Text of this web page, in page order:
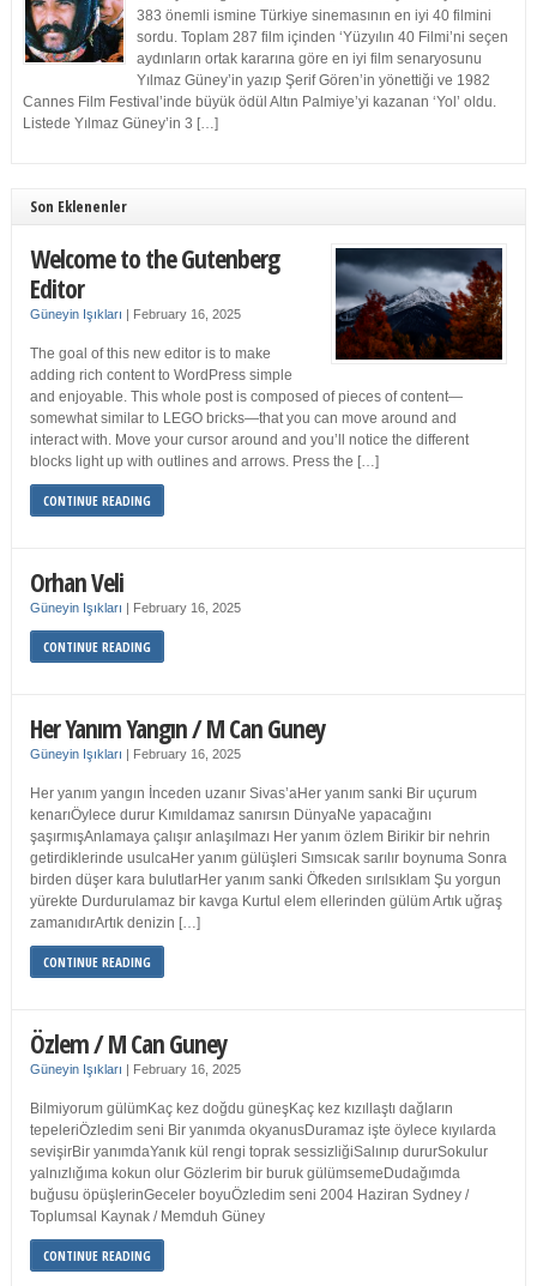
383 önemli ismine Türkiye sinemasının en iyi 40 filmini
sordu. Toplam 287 film içinden ‘Yüzyılın 40 Filmi’ni seçen
aydınların ortak kararına göre en iyi film senaryosunu
Yılmaz Güney’in yazıp Şerif Gören’in yönettiği ve 1982
Cannes Film Festival’inde büyük ödül Altın Palmiye’yi kazanan ‘Yol’ oldu.
Listede Yılmaz Güney’in 3 […]
Son Eklenenler
Welcome to the Gutenberg
Editor
Güneyin Işıkları | February 16, 2025
The goal of this new editor is to make
adding rich content to WordPress simple
and enjoyable. This whole post is composed of pieces of content—
somewhat similar to LEGO bricks—that you can move around and
interact with. Move your cursor around and you’ll notice the different
blocks light up with outlines and arrows. Press the […]
CONTINUE READING
Orhan Veli
Güneyin Işıkları | February 16, 2025
CONTINUE READING
Her Yanım Yangın / M Can Guney
Güneyin Işıkları | February 16, 2025
Her yanım yangın İnceden uzanır Sivas’aHer yanım sanki Bir uçurum
kenarıÖylece durur Kımıldamaz sanırsın DünyaNe yapacağını
şaşırmışAnlamaya çalışır anlaşılmazı Her yanım özlem Birikir bir nehrin
getirdiklerinde usulcaHer yanım gülüşleri Sımsıcak sarılır boynuma Sonra
birden düşer kara bulutlarHer yanım sanki Öfkeden sırılsıklam Şu yorgun
yürekte Durdurulamaz bir kavga Kurtul elem ellerinden gülüm Artık uğraş
zamanıdırArtık denizin […]
CONTINUE READING
Özlem / M Can Guney
Güneyin Işıkları | February 16, 2025
Bilmiyorum gülümKaç kez doğdu güneşKaç kez kızıllaştı dağların
tepeleriÖzledim seni Bir yanımda okyanusDuramaz işte öylece kıyılarda
sevişirBir yanımdaYanık kül rengi toprak sessizliğiSalınıp dururSokulur
yalnızlığıma kokun olur Gözlerim bir buruk gülümsemeDudağımda
buğusu öpüşlerinGeceler boyuÖzledim seni 2004 Haziran Sydney /
Toplumsal Kaynak / Memduh Güney
CONTINUE READING